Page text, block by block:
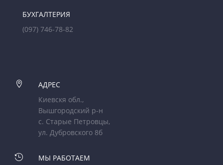
БУХГАЛТЕРИЯ
(097) 746-78-82

АДРЕС
Киевскя обл.,
Вышгородский р-н
с. Старые Петровцы,
ул. Дубровского 8б

МЫ РАБОТАЕМ